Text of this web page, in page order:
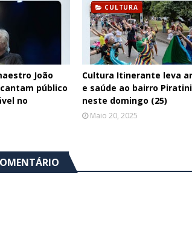
João
público
no
CULTURA
Cultura Itinerante leva
e saúde ao bairro
neste domingo (25)
Maio 20, 2025